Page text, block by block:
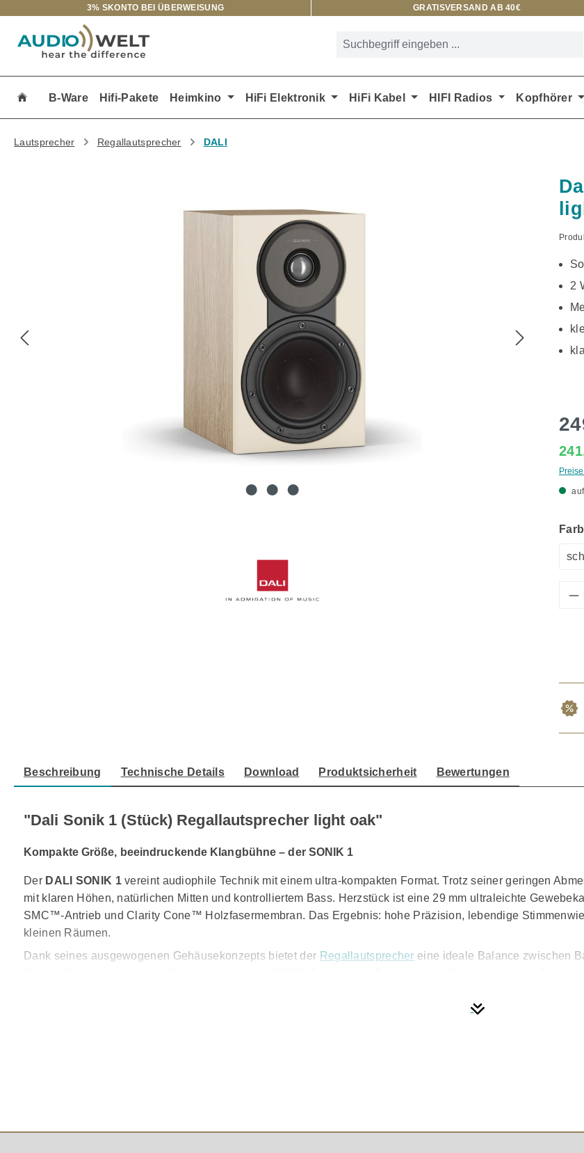
Hauptinhalt springen
Zur Suche springen
Zur Hauptnavigation springen
3% SKONTO BEI ÜBERWEISUNG GRATISVERSAND AB 40€
B-Ware Hifi-Pakete Heimkino HiFi Elektronik HiFi Kabel HIFI Radios Kopfhörer
Lautsprecher Regallautsprecher DALI
2
Beschreibung Technische Details Download Produktsicherheit Bewertungen
"Dali Sonik 1 (Stück) Regallautsprecher light oak"
Kompakte Größe, beeindruckende Klangbühne – der SONIK 1
Der DALI SONIK 1vereint audiophile Technik mit einem ultra-kompakten Format. Trotz seiner geringen
mit klaren Höhen, natürlichen Mitten und kontrolliertem Bass. Herzstück ist eine 29 mm ultraleichte
SMC™-Antrieb und Clarity Cone™ Holzfasermembran. Das Ergebnis: hohe Präzision, lebendige
kleinen Räumen.
Dank seines ausgewogenen Gehäusekonzepts bietet der Regallautsprecher eine ideale Balance zwischen
Im Hochtonbereich überzeugt die großzügig dimensionierte 29-mm-Kalotte mit feiner Auflösung und luftiger
Ob Musikstreaming, Vinyl oder Filmton: Der SONIK 1 spielt klanglich deutlich über seine Größe hinaus. Er